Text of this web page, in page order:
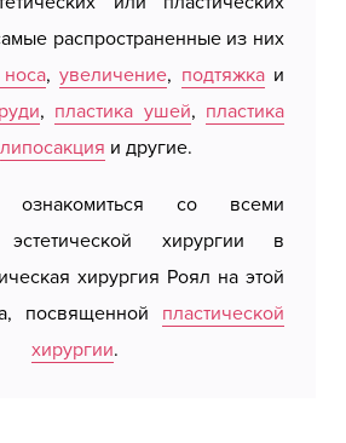
методов. Процедура
под местной анестезией с
от одного до двух часов, в
объема операции. Хирург
надрезы под линией роста
нижнего века, удаляя
жировые отложения, сохраняя
контуры лица.
распространенные из них
носа,увеличение, подтяжкаи
, пластика ушей, пластика
липосакция и другие.
со всеми
эстетической хирургии в
хирургия Роял на этой
посвященной пластической
хирургии.